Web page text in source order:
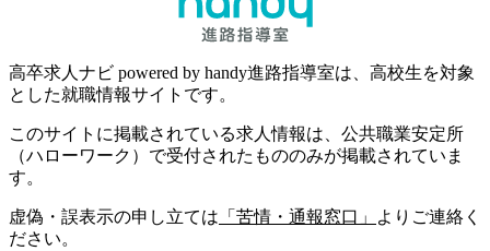
高卒求人ナビ powered by handy進路指導室は、高校生を対象
とした就職情報サイトです。
このサイトに掲載されている求人情報は、公共職業安定所
（ハローワーク）で受付されたもののみが掲載されていま
す。
虚偽・誤表示の申し立ては 「苦情・通報窓口」
よりご連絡く
ださい。